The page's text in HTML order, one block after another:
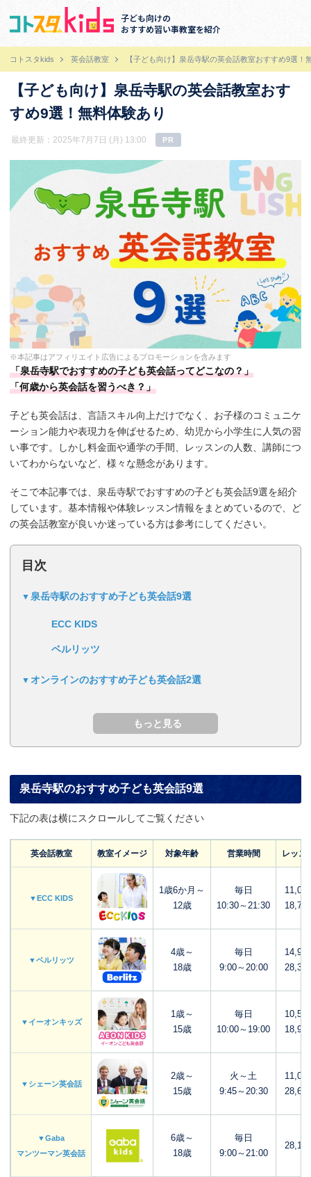
子ども向けの
おすすめ習い事教室を紹介
コトスタkids 英会話教室 【子ども向け】泉岳寺駅の英会話教室おすすめ9選！
【子ども向け】泉岳寺駅の英会話教室おす
すめ9選！無料体験あり
最終更新：2025年7月7日 (月) 13:00 PR
※本記事はアフィリエイト広告によるプロモーションを含みます
「泉岳寺駅でおすすめの子ども英会話ってどこなの？」
「何歳から英会話を習うべき？」
子ども英会話は、言語スキル向上だけでなく、お子様のコミュニケ
ーション能力や表現力を伸ばせるため、幼児から小学生に人気の習
い事です。しかし料金面や通学の手間、レッスンの人数、講師につ
いてわからないなど、様々な懸念があります。
そこで本記事では、泉岳寺駅でおすすめの子ども英会話9選を紹介
しています。基本情報や体験レッスン情報をまとめているので、ど
の英会話教室が良いか迷っている方は参考にしてください。
目次
泉岳寺駅のおすすめ子ども英会話9選
ECC KIDS
ベルリッツ
オンラインのおすすめ子ども英会話2選
泉岳寺駅のおすすめ子ども英会話9選
下記の表は横にスクロールしてご覧ください
英会話教室 教室イメージ 対象年齢 営業時間 レッス
▼ECC KIDS
1歳6か月～
12歳
毎日
10:30～21:30
▼ベルリッツ
4歳～
18歳
毎日
9:00～20:00
▼イーオンキッズ
1歳～
15歳
毎日
10:00～19:00
▼シェーン英会話
2歳～
15歳
火～土
9:45～20:30
▼Gaba
マンツーマン英会話
6歳～
18歳
毎日
9:00～21:00